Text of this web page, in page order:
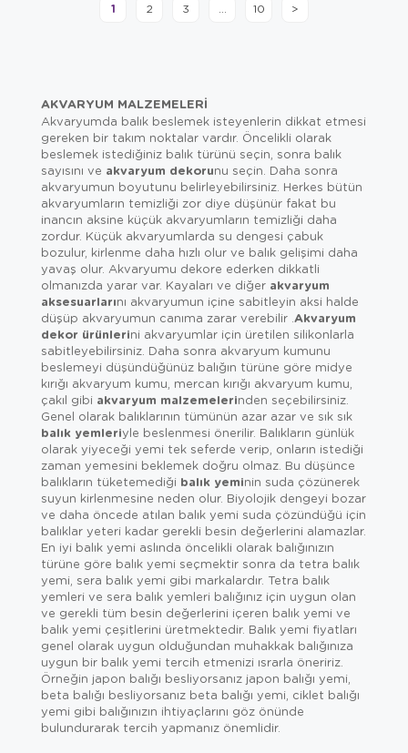
1 2 3 ... 10 >
AKVARYUM MALZEMELERI
Akvaryumda balık beslemek isteyenlerin dikkat etmesi
gereken bir takım noktalar vardır. Öncelikli olarak
beslemek istediğiniz balık türünü seçin, sonra balık
sayısını ve akvaryum dekorunu seçin. Daha sonra
akvaryumun boyutunu belirleyebilirsiniz. Herkes bütün
akvaryumların temizliği zor diye düşünür fakat bu
inancın aksine küçük akvaryumların temizliği daha
zordur. Küçük akvaryumlarda su dengesi çabuk
bozulur, kirlenme daha hızlı olur ve balık gelişimi daha
yavaş olur. Akvaryumu dekore ederken dikkatli
olmanızda yarar var. Kayaları ve diğer akvaryum
aksesuarlarını akvaryumun içine sabitleyin aksi halde
düşüp akvaryumun canıma zarar verebilir . Akvaryum
dekor ürünlerini akvaryumlar için üretilen silikonlarla
sabitleyebilirsiniz. Daha sonra akvaryum kumunu
beslemeyi düşündüğünüz balığın türüne göre midye
kırığı akvaryum kumu, mercan kırığı akvaryum kumu,
çakıl gibi akvaryum malzemelerinden seçebilirsiniz.
Genel olarak balıklarının tümünün azar azar ve sık sık
balık yemleriyle beslenmesi önerilir. Balıkların günlük
olarak yiyeceği yemi tek seferde verip, onların istediği
zaman yemesini beklemek doğru olmaz. Bu düşünce
balıkların tüketemediği balık yeminin suda çözünerek
suyun kirlenmesine neden olur. Biyolojik dengeyi bozar
ve daha öncede atılan balık yemi suda çözündüğü için
balıklar yeteri kadar gerekli besin değerlerini alamazlar.
En iyi balık yemi aslında öncelikli olarak balığınızın
türüne göre balık yemi seçmektir sonra da tetra balık
yemi, sera balık yemi gibi markalardır. Tetra balık
yemleri ve sera balık yemleri balığınız için uygun olan
ve gerekli tüm besin değerlerini içeren balık yemi ve
balık yemi çeşitlerini üretmektedir. Balık yemi fiyatları
genel olarak uygun olduğundan muhakkak balığınıza
uygun bir balık yemi tercih etmenizi ısrarla öneririz.
Örneğin japon balığı besliyorsanız japon balığı yemi,
beta balığı besliyorsanız beta balığı yemi, ciklet balığı
yemi gibi balığınızın ihtiyaçlarını göz önünde
bulundurarak tercih yapmanız önemlidir.